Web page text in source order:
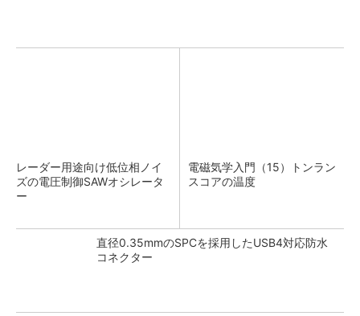
レーダー用途向け低位相ノイ
ズの電圧制御SAWオシレータ
ー
電磁気学入門（15）トンラン
スコアの温度
直径0.35mmのSPCを採用したUSB4対応防水
コネクター